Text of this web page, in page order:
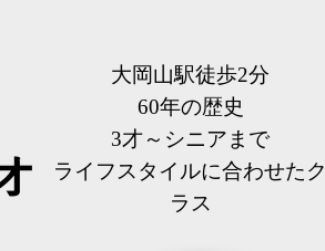
大岡山駅徒歩2分
60年の歴史
3才～シニアまで
​ライフスタイルに合わせたク
ラス